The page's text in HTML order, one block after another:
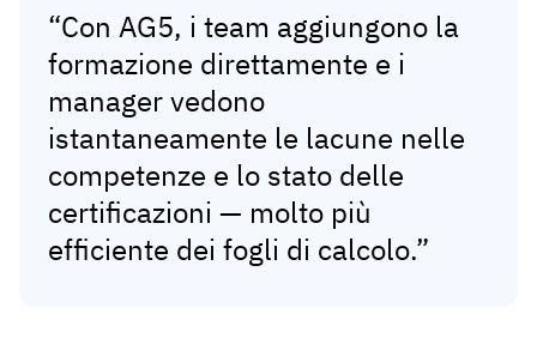
“Con AG5, i team aggiungono la
formazione direttamente e i
manager vedono
istantaneamente le lacune nelle
competenze e lo stato delle
certificazioni — molto più
efficiente dei fogli di calcolo.”